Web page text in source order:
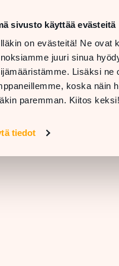
sivusto käyttää evästeitä
on evästeitä! Ne ovat
juuri sinua
Lisäksi ne
koska näin
paremman. Kiitos keksi!
tiedot
JA